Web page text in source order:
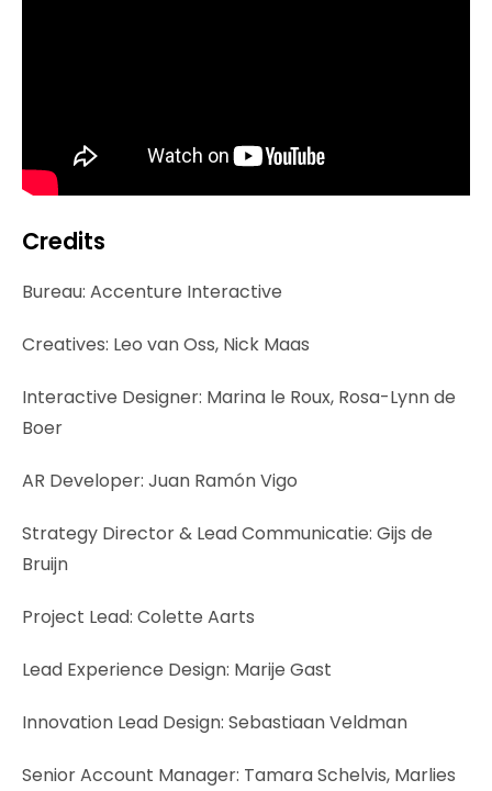
Credits
Bureau: Accenture Interactive
Creatives: Leo van Oss, Nick Maas
Interactive Designer: Marina le Roux, Rosa-Lynn de
Boer
AR Developer: Juan Ramón Vigo
Strategy Director & Lead Communicatie: Gijs de
Bruijn
Project Lead: Colette Aarts
Lead Experience Design: Marije Gast
Innovation Lead Design: Sebastiaan Veldman
Senior Account Manager: Tamara Schelvis, Marlies